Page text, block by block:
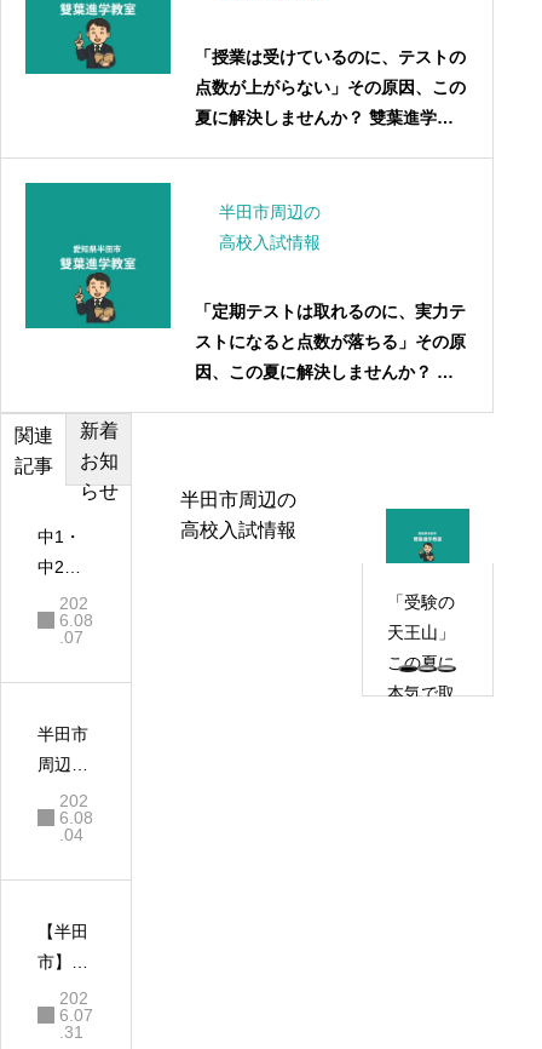
「授業は受けているのに、テストの
点数が上がらない」その原因、この
夏に解決しませんか？ 雙葉進学教
半田市周辺の
高校入試情報
「定期テストは取れるのに、実力テ
ストになると点数が落ちる」その原
因、この夏に解決しませんか？ 雙
関連
記事
新着
お知
らせ
中1・
中2の
夏休み
が高校
左右す
田市の
塾長が
40年見
てきた
ない勉
強方法
202
6.08
.07
半田市
周辺の
高校入
試情
休みの
果を
「秋以
降の成
績アッ
202
6.08
.04
【半田
市】暗
記力よ
り思考
202
6.07
.31
半田市周辺の
高校入試情報
「受験の
天王山」
この夏に
本気で取